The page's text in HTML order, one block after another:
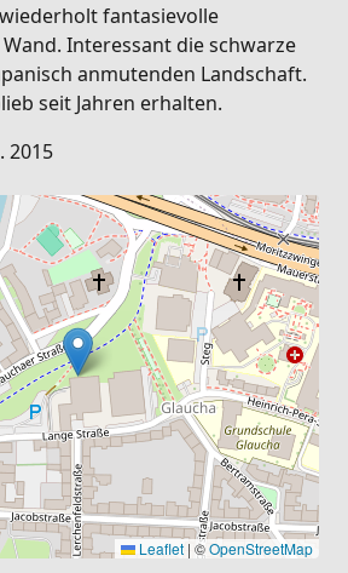
fantasievolle
Interessant die schwarze
anmutenden Landschaft.
seit Jahren erhalten.
2015
Leaflet | ©OpenStreetMap